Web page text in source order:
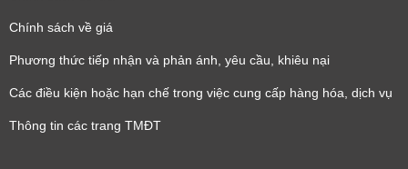
Chính sách về giá
Phương thức tiếp nhận và phản ánh, yêu cầu, khiêu nại
Các điều kiện hoặc hạn chế trong việc cung cấp hàng hóa, dịch vụ
Thông tin các trang TMĐT